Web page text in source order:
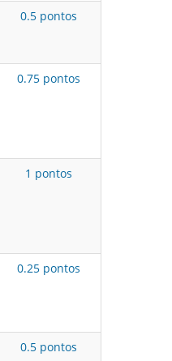
0.5 pontos
0.75 pontos
1 pontos
0.25 pontos
0.5 pontos